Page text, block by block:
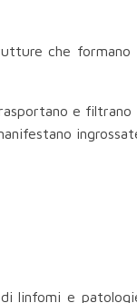
che formano
e filtrano
linfomi e